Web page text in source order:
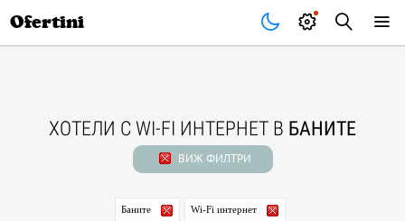
Ofertini
ХОТЕЛИ С WI-FI ИНТЕРНЕТ В БАНИТЕ
ВИЖ ФИЛТРИ
Баните Wi-Fi интернет